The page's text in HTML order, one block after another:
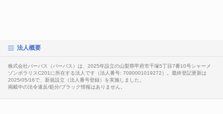
法人概要
株式会社パーパス（バーパス）は、2025年設立の山梨県甲府市千塚5丁目7番10号シャーメ
ゾンポラリスC201に所在する法人です（法人番号: 7090001019272）。最終登記更新は
2025/05/16で、新規設立（法人番号登録）を実施しました。
掲載中の法令違反/処分/ブラック情報はありません。